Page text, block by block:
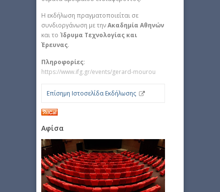
Η εκδήλωση πραγματοποιείται σε
συνδιοργάνωση με τηνΑκαδημία Αθηνών
και το Ίδρυμα Τεχνολογίας και
Έρευνας.
Πληροφορίες:
https://www.ifg.gr/events/gerard-mourou
Επίσημη Ιστοσελίδα Εκδήλωσης
Αφίσα